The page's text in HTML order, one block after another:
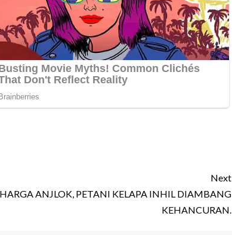
Next
HARGA ANJLOK, PETANI KELAPA INHIL DIAMBANG
KEHANCURAN.